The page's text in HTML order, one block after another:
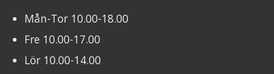
Mån-Tor 10.00-18.00
Fre 10.00-17.00
Lör 10.00-14.00